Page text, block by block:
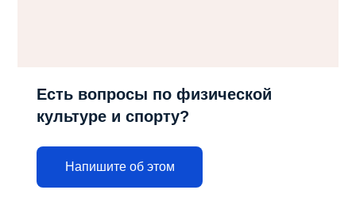
Есть вопросы по физической
культуре и спорту?
Напишите об этом